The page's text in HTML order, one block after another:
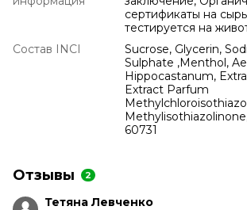
сертификаты на
тестируется на
Состав INCI
Sucrose, Glycerin,
Sulphate ,Menthol,
Hippocastanum,
Extract Parfum
60731
Отзывы 2
Тетяна Левченко